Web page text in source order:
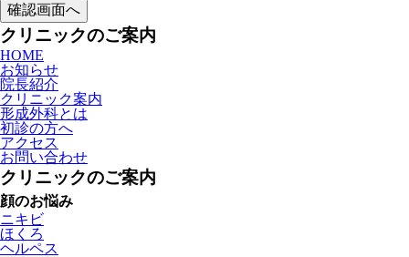
クリニックのご案内
HOME
お知らせ
院長紹介
クリニック案内
形成外科とは
初診の方へ
アクセス
お問い合わせ
クリニックのご案内
顔のお悩み
ニキビ
ほくろ
ヘルペス